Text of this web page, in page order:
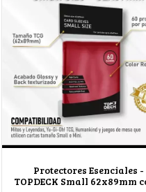
Protectores Esenciales -
TOPDECK Small 62x89mm